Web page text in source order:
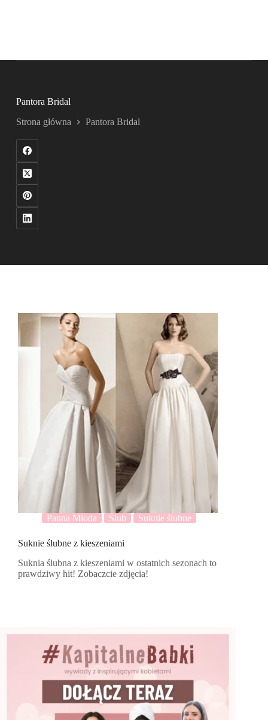
Pantora Bridal
Strona główna Pantora Bridal
Panna Młoda Ślub Suknie ślubne
Suknie ślubne z kieszeniami
Suknia ślubna z kieszeniami w ostatnich sezonach to
prawdziwy hit! Zobaczcie zdjęcia!